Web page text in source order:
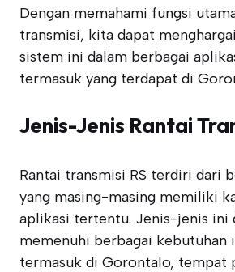
Dengan memahami fungsi
transmisi, kita dapat
sistem ini dalam berbagai
termasuk yang terdapat di
Jenis-Jenis Rantai
Rantai transmisi RS terdiri dari
yang masing-masing memiliki
aplikasi tertentu. Jenis-jenis ini
memenuhi berbagai kebutuhan
termasuk di Gorontalo, tempat